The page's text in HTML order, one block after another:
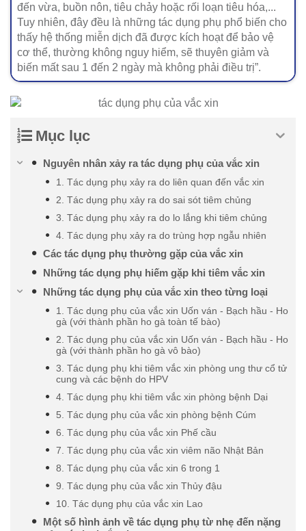
đến vừa, buồn nôn, tiêu chảy hoặc rối loạn tiêu hóa,...
Tuy nhiên, đây đều là những tác dụng phụ phổ biến cho
thấy hệ thống miễn dịch đã được kích hoạt để bảo vệ
cơ thể, thường không nguy hiểm, sẽ thuyên giảm và
biến mất sau 1 đến 2 ngày mà không phải điều trị”.
Mục lục
Nguyên nhân xảy ra tác dụng phụ của vắc xin
1. Tác dụng phụ xảy ra do liên quan đến vắc xin
2. Tác dụng phụ xảy ra do sai sót tiêm chủng
3. Tác dụng phụ xảy ra do lo lắng khi tiêm chủng
4. Tác dụng phụ xảy ra do trùng hợp ngẫu nhiên
Các tác dụng phụ thường gặp của vắc xin
Những tác dụng phụ hiếm gặp khi tiêm vắc xin
Những tác dụng phụ của vắc xin theo từng loại
1. Tác dụng phụ của vắc xin Uốn ván - Bạch hầu - Ho
gà (với thành phần ho gà toàn tế bào)
2. Tác dụng phụ của vắc xin Uốn ván - Bạch hầu - Ho
gà (với thành phần ho gà vô bào)
3. Tác dụng phụ khi tiêm vắc xin phòng ung thư cổ tử
cung và các bệnh do HPV
4. Tác dụng phụ khi tiêm vắc xin phòng bệnh Dại
5. Tác dụng phụ của vắc xin phòng bệnh Cúm
6. Tác dụng phụ của vắc xin Phế cầu
7. Tác dụng phụ của vắc xin viêm não Nhật Bản
8. Tác dụng phụ của vắc xin 6 trong 1
9. Tác dụng phụ của vắc xin Thủy đậu
10. Tác dụng phụ của vắc xin Lao
Một số hình ảnh về tác dụng phụ từ nhẹ đến nặng